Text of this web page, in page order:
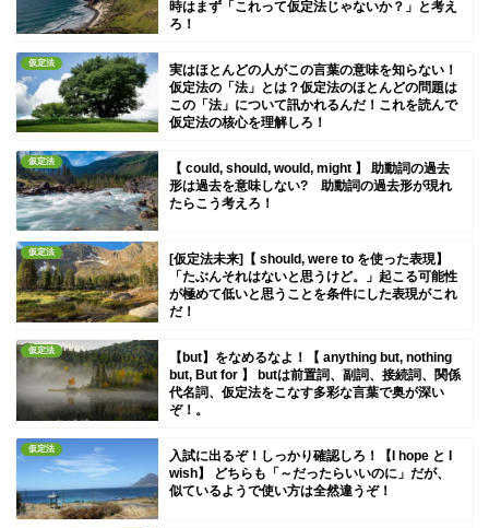
時はまず「これって仮定法じゃないか？」と考え
ろ！
仮定法
実はほとんどの人がこの言葉の意味を知らない！
仮定法の「法」とは？仮定法のほとんどの問題は
この「法」について訊かれるんだ！これを読んで
仮定法の核心を理解しろ！
仮定法
【 could, should, would, might 】 助動詞の過去
形は過去を意味しない? 助動詞の過去形が現れ
たらこう考えろ！
仮定法
[仮定法未来]【 should, were to を使った表現】
「たぶんそれはないと思うけど。」起こる可能性
が極めて低いと思うことを条件にした表現がこれ
だ！
仮定法
【but】をなめるなよ！【 anything but, nothing
but, But for 】 butは前置詞、副詞、接続詞、関係
代名詞、仮定法をこなす多彩な言葉で奥が深い
ぞ！。
仮定法
入試に出るぞ！しっかり確認しろ！【I hope と I
wish】 どちらも「～だったらいいのに」だが、
似ているようで使い方は全然違うぞ！